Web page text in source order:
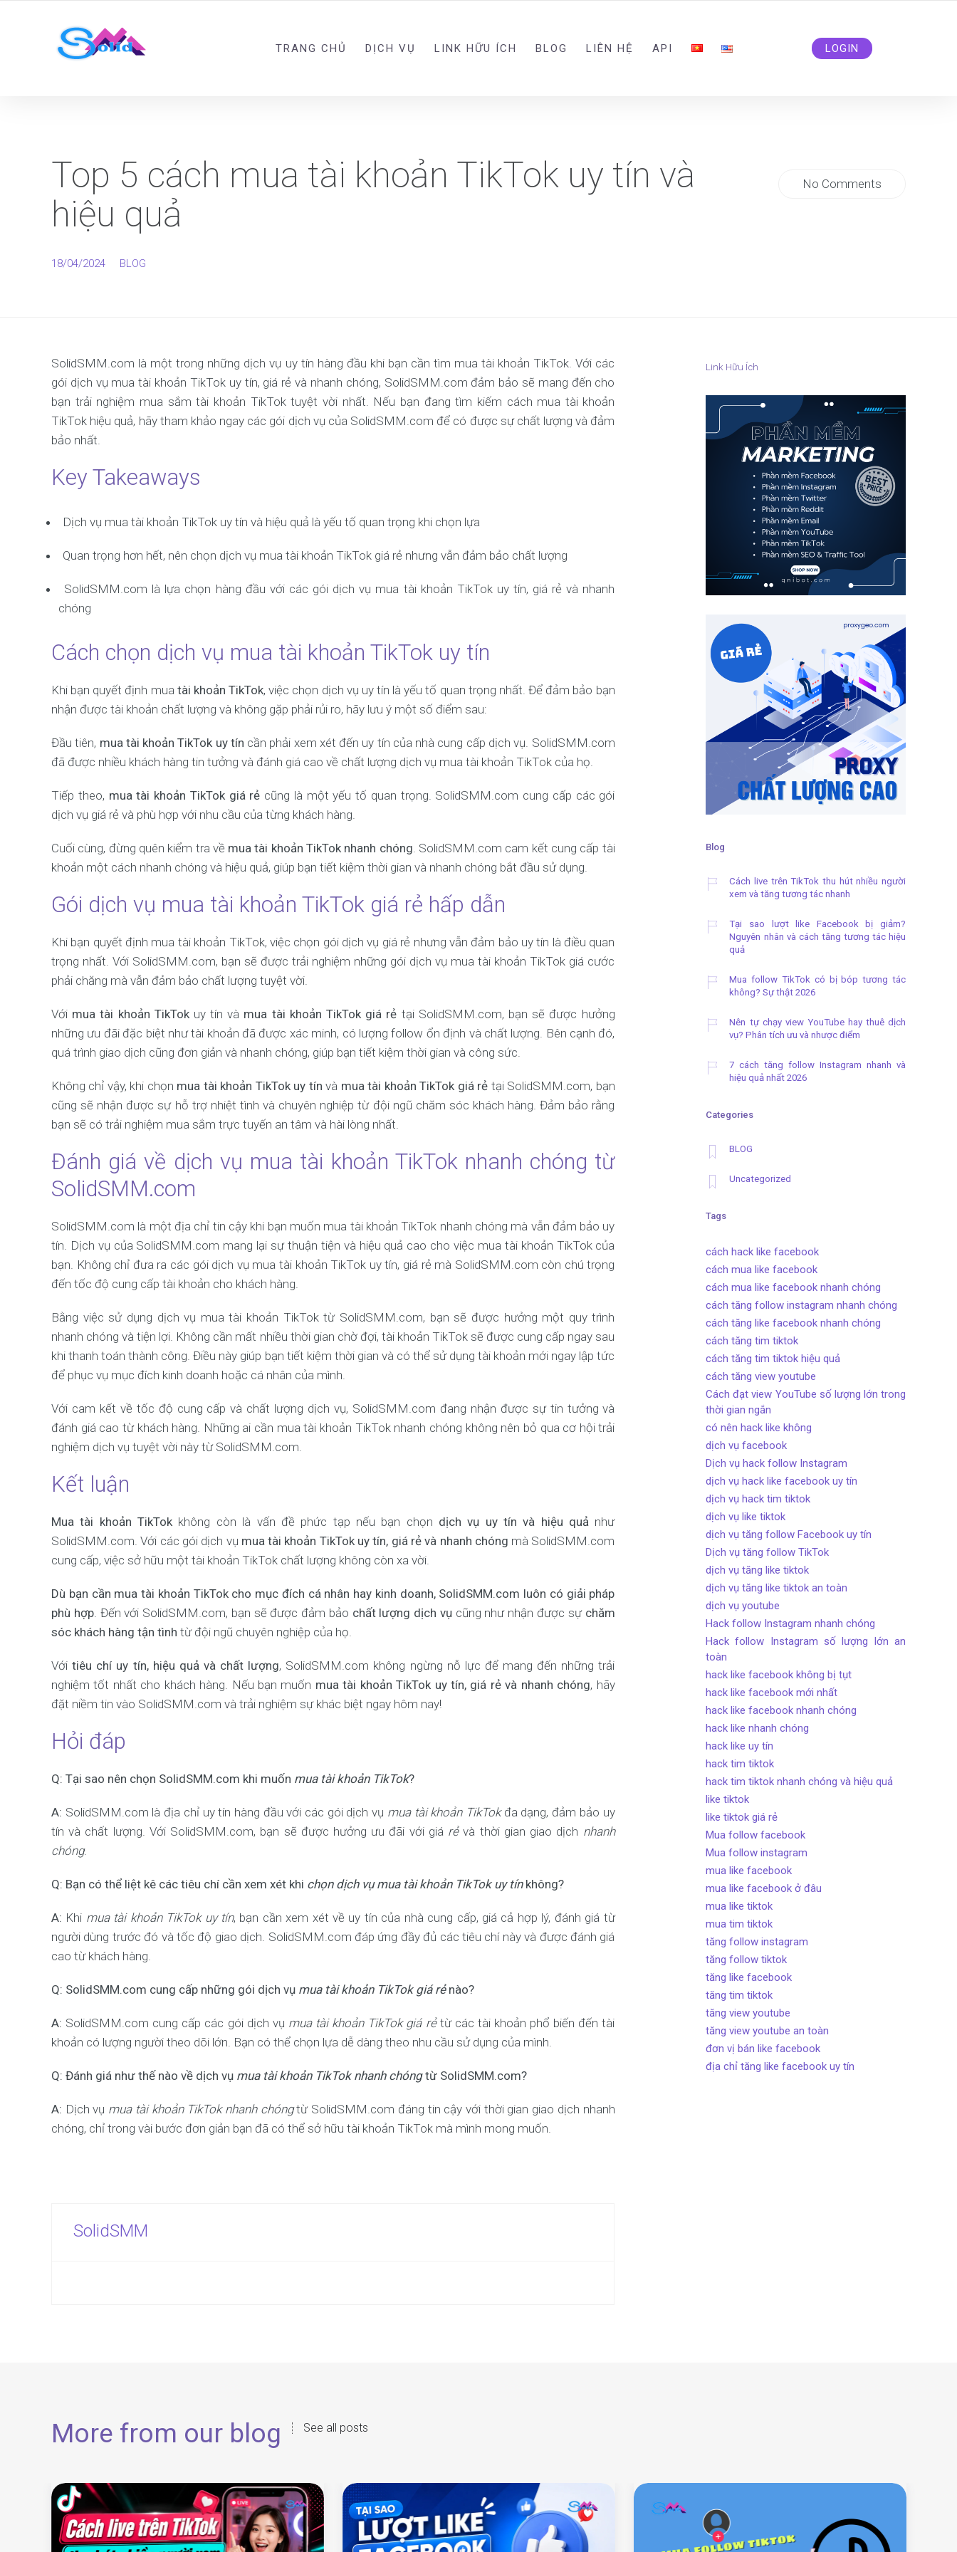
TRANG CHỦ DỊCH VỤ LINK HỮU ÍCH BLOG LIÊN HỆ API LOGIN
Top 5 cách mua tài khoản TikTok uy tín và
hiệu quả
18/04/2024 BLOG
No Comments
SolidSMM.com là một trong những dịch vụ uy tín hàng đầu khi bạn cần tìm mua tài khoản TikTok. Với các
gói dịch vụ mua tài khoản TikTok uy tín, giá rẻ và nhanh chóng, SolidSMM.com đảm bảo sẽ mang đến cho
bạn trải nghiệm mua sắm tài khoản TikTok tuyệt vời nhất. Nếu bạn đang tìm kiếm cách mua tài khoản
TikTok hiệu quả, hãy tham khảo ngay các gói dịch vụ của SolidSMM.com để có được sự chất lượng và đảm
bảo nhất.
Key Takeaways
Dịch vụ mua tài khoản TikTok uy tín và hiệu quả là yếu tố quan trọng khi chọn lựa
Quan trọng hơn hết, nên chọn dịch vụ mua tài khoản TikTok giá rẻ nhưng vẫn đảm bảo chất lượng
SolidSMM.com là lựa chọn hàng đầu với các gói dịch vụ mua tài khoản TikTok uy tín, giá rẻ và nhanh
chóng
Cách chọn dịch vụ mua tài khoản TikTok uy tín
Khi bạn quyết định mua tài khoản TikTok, việc chọn dịch vụ uy tín là yếu tố quan trọng nhất. Để đảm bảo bạn
nhận được tài khoản chất lượng và không gặp phải rủi ro, hãy lưu ý một số điểm sau:
Đầu tiên, mua tài khoản TikTok uy tín cần phải xem xét đến uy tín của nhà cung cấp dịch vụ. SolidSMM.com
đã được nhiều khách hàng tin tưởng và đánh giá cao về chất lượng dịch vụ mua tài khoản TikTok của họ.
Tiếp theo, mua tài khoản TikTok giá rẻ cũng là một yếu tố quan trọng. SolidSMM.com cung cấp các gói
dịch vụ giá rẻ và phù hợp với nhu cầu của từng khách hàng.
Cuối cùng, đừng quên kiểm tra về mua tài khoản TikTok nhanh chóng. SolidSMM.com cam kết cung cấp tài
khoản một cách nhanh chóng và hiệu quả, giúp bạn tiết kiệm thời gian và nhanh chóng bắt đầu sử dụng.
Gói dịch vụ mua tài khoản TikTok giá rẻ hấp dẫn
Khi bạn quyết định mua tài khoản TikTok, việc chọn gói dịch vụ giá rẻ nhưng vẫn đảm bảo uy tín là điều quan
trọng nhất. Với SolidSMM.com, bạn sẽ được trải nghiệm những gói dịch vụ mua tài khoản TikTok giá cước
phải chăng mà vẫn đảm bảo chất lượng tuyệt vời.
Với mua tài khoản TikTokuy tín và mua tài khoản TikTok giá rẻ tại SolidSMM.com, bạn sẽ được hưởng
những ưu đãi đặc biệt như tài khoản đã được xác minh, có lượng follow ổn định và chất lượng. Bên cạnh đó,
quá trình giao dịch cũng đơn giản và nhanh chóng, giúp bạn tiết kiệm thời gian và công sức.
Không chỉ vậy, khi chọn mua tài khoản TikTok uy tín và mua tài khoản TikTok giá rẻ tại SolidSMM.com, bạn
cũng sẽ nhận được sự hỗ trợ nhiệt tình và chuyên nghiệp từ đội ngũ chăm sóc khách hàng. Đảm bảo rằng
bạn sẽ có trải nghiệm mua sắm trực tuyến an tâm và hài lòng nhất.
Đánh giá về dịch vụ mua tài khoản TikTok nhanh chóng từ
SolidSMM.com
SolidSMM.com là một địa chỉ tin cậy khi bạn muốn mua tài khoản TikTok nhanh chóng mà vẫn đảm bảo uy
tín. Dịch vụ của SolidSMM.com mang lại sự thuận tiện và hiệu quả cao cho việc mua tài khoản TikTok của
bạn. Không chỉ đưa ra các gói dịch vụ mua tài khoản TikTok uy tín, giá rẻ mà SolidSMM.com còn chú trọng
đến tốc độ cung cấp tài khoản cho khách hàng.
Bằng việc sử dụng dịch vụ mua tài khoản TikTok từ SolidSMM.com, bạn sẽ được hưởng một quy trình
nhanh chóng và tiện lợi. Không cần mất nhiều thời gian chờ đợi, tài khoản TikTok sẽ được cung cấp ngay sau
khi thanh toán thành công. Điều này giúp bạn tiết kiệm thời gian và có thể sử dụng tài khoản mới ngay lập tức
để phục vụ mục đích kinh doanh hoặc cá nhân của mình.
Với cam kết về tốc độ cung cấp và chất lượng dịch vụ, SolidSMM.com đang nhận được sự tin tưởng và
đánh giá cao từ khách hàng. Những ai cần mua tài khoản TikTok nhanh chóng không nên bỏ qua cơ hội trải
nghiệm dịch vụ tuyệt vời này từ SolidSMM.com.
Kết luận
Mua tài khoản TikTok không còn là vấn đề phức tạp nếu bạn chọn dịch vụ uy tín và hiệu quả như
SolidSMM.com. Với các gói dịch vụ mua tài khoản TikTok uy tín, giá rẻ và nhanh chóng mà SolidSMM.com
cung cấp, việc sở hữu một tài khoản TikTok chất lượng không còn xa vời.
Dù bạn cần mua tài khoản TikTok cho mục đích cá nhân hay kinh doanh, SolidSMM.com luôn có giải pháp
phù hợp. Đến với SolidSMM.com, bạn sẽ được đảm bảo chất lượng dịch vụcũng như nhận được sự chăm
sóc khách hàng tận tình từ đội ngũ chuyên nghiệp của họ.
Vớitiêu chí uy tín, hiệu quả và chất lượng, SolidSMM.com không ngừng nỗ lực để mang đến những trải
nghiệm tốt nhất cho khách hàng. Nếu bạn muốn mua tài khoản TikTok uy tín, giá rẻ và nhanh chóng, hãy
đặt niềm tin vào SolidSMM.com và trải nghiệm sự khác biệt ngay hôm nay!
Hỏi đáp
Q: Tại sao nên chọn SolidSMM.com khi muốn mua tài khoản TikTok?
A: SolidSMM.com là địa chỉ uy tín hàng đầu với các gói dịch vụ mua tài khoản TikTokđa dạng, đảm bảo uy
tín và chất lượng. Với SolidSMM.com, bạn sẽ được hưởng ưu đãi với giá rẻvà thời gian giao dịch nhanh
chóng.
Q: Bạn có thể liệt kê các tiêu chí cần xem xét khi chọn dịch vụ mua tài khoản TikTok uy tínkhông?
A: Khi mua tài khoản TikTok uy tín, bạn cần xem xét về uy tín của nhà cung cấp, giá cả hợp lý, đánh giá từ
người dùng trước đó và tốc độ giao dịch. SolidSMM.com đáp ứng đầy đủ các tiêu chí này và được đánh giá
cao từ khách hàng.
Q: SolidSMM.com cung cấp những gói dịch vụ mua tài khoản TikTok giá rẻnào?
A: SolidSMM.com cung cấp các gói dịch vụ mua tài khoản TikTok giá rẻtừ các tài khoản phổ biến đến tài
khoản có lượng người theo dõi lớn. Bạn có thể chọn lựa dễ dàng theo nhu cầu sử dụng của mình.
Q: Đánh giá như thế nào về dịch vụ mua tài khoản TikTok nhanh chóngtừ SolidSMM.com?
A: Dịch vụ mua tài khoản TikTok nhanh chóngtừ SolidSMM.com đáng tin cậy với thời gian giao dịch nhanh
chóng, chỉ trong vài bước đơn giản bạn đã có thể sở hữu tài khoản TikTok mà mình mong muốn.
SolidSMM
Link Hữu Ích
Blog
Cách live trên TikTok thu hút nhiều người
xem và tăng tương tác nhanh
Tại sao lượt like Facebook bị giảm?
Nguyên nhân và cách tăng tương tác hiệu
quả
Mua follow TikTok có bị bóp tương tác
không? Sự thật 2026
Nên tự chạy view YouTube hay thuê dịch
vụ? Phân tích ưu và nhược điểm
7 cách tăng follow Instagram nhanh và
hiệu quả nhất 2026
Categories
BLOG
Uncategorized
Tags
cách hack like facebook
cách mua like facebook
cách mua like facebook nhanh chóng
cách tăng follow instagram nhanh chóng
cách tăng like facebook nhanh chóng
cách tăng tim tiktok
cách tăng tim tiktok hiệu quả
cách tăng view youtube
Cách đạt view YouTube số lượng lớn trong
thời gian ngắn
có nên hack like không
dịch vụ facebook
Dịch vụ hack follow Instagram
dịch vụ hack like facebook uy tín
dịch vụ hack tim tiktok
dịch vụ like tiktok
dịch vụ tăng follow Facebook uy tín
Dịch vụ tăng follow TikTok
dịch vụ tăng like tiktok
dịch vụ tăng like tiktok an toàn
dịch vụ youtube
Hack follow Instagram nhanh chóng
Hack follow Instagram số lượng lớn an
toàn
hack like facebook không bị tụt
hack like facebook mới nhất
hack like facebook nhanh chóng
hack like nhanh chóng
hack like uy tín
hack tim tiktok
hack tim tiktok nhanh chóng và hiệu quả
like tiktok
like tiktok giá rẻ
Mua follow facebook
Mua follow instagram
mua like facebook
mua like facebook ở đâu
mua like tiktok
mua tim tiktok
tăng follow instagram
tăng follow tiktok
tăng like facebook
tăng tim tiktok
tăng view youtube
tăng view youtube an toàn
đơn vị bán like facebook
địa chỉ tăng like facebook uy tín
More from our blog See all posts